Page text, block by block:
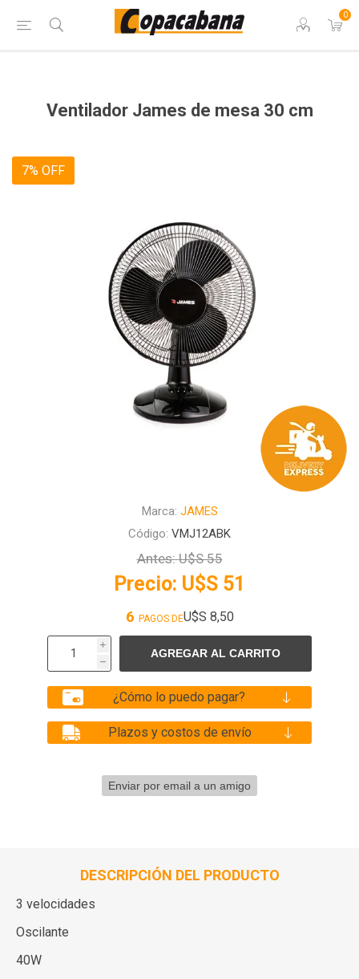
0
Ventilador James de mesa 30 cm
7% OFF
Marca: JAMES
Código: VMJ12ABK
Antes: U$S 55
Precio: U$S 51
6 PAGOS DEU$S 8,50
i
h
¿Cómo lo puedo pagar?
Plazos y costos de envío
DESCRIPCIÓN DEL PRODUCTO
3 velocidades
Oscilante
40W